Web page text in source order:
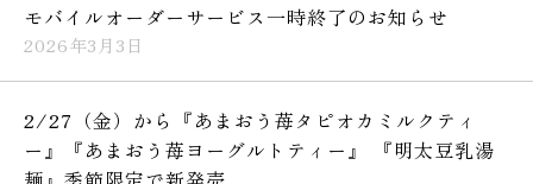
モバイルオーダーサービス一時終了のお知らせ
2026年3月3日
2/27（金）から『あまおう苺タピオカミルクティ
ー』『あまおう苺ヨーグルトティー』 『明太豆乳湯